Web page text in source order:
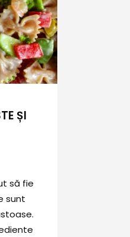
ȘI
să fie
sunt